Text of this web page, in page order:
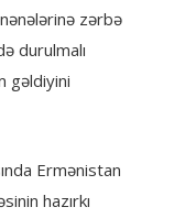
zərbə
durulmalı
gəldiyini
Ermənistan
hazırkı